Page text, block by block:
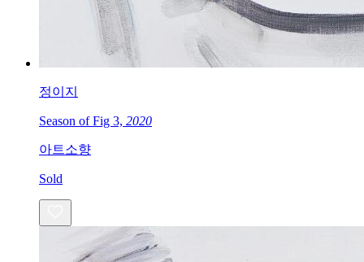
정이지
Season of Fig 3, 2020
아트소향
Sold